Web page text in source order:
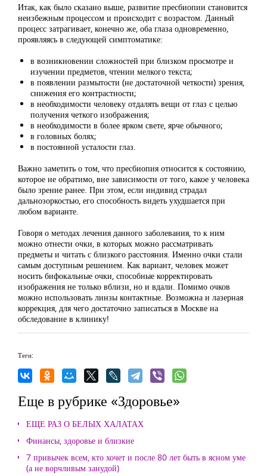
Итак, как было сказано выше, развитие пресбиопии становится
неизбежным процессом и происходит с возрастом. Данный
процесс затрагивает, конечно же, оба глаза одновременно,
проявляясь в следующей симптоматике:
в возникновении сложностей при близком просмотре и
изучении предметов, чтении мелкого текста;
в появлении размытости (не достаточной четкости) зрения,
снижения его контрастности;
в необходимости человеку отдалять вещи от глаз с целью
получения четкого изображения;
в необходимости в более ярком свете, ярче обычного;
в головных болях;
в постоянной усталости глаз.
Важно заметить о том, что пресбиопия относится к состоянию,
которое не обратимо, вне зависимости от того, какое у человека
было зрение ранее. При этом, если индивид страдал
дальнозоркостью, его способность видеть ухудшается при
любом варианте.
Говоря о методах лечения данного заболевания, то к ним
можно отнести очки, в которых можно рассматривать
предметы и читать с близкого расстояния. Именно очки стали
самым доступным решением. Как вариант, человек может
носить бифокальные очки, способные корректировать
изображения не только вблизи, но и вдали. Помимо очков
можно использовать линзы контактные. Возможна и лазерная
коррекция, для чего достаточно записаться в Москве на
обследование в клинику!
Теги:
Еще в рубрике «Здоровье»
ЕЩЕ РАЗ О БЕЛЫХ ХАЛАТАХ
Финансы, здоровье и близкие
7 привычек всем, кто хочет и после 80 лет быть в ясном уме
(а не ворчливым занудой)